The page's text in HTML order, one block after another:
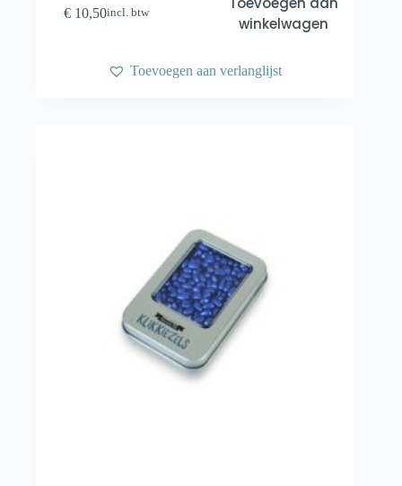
€ 10,50incl. btw
winkelwagen
Toevoegen aan verlanglijst